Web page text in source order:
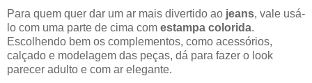
Para quem quer dar um ar mais divertido ao jeans, vale usá-
lo com uma parte de cima com estampa colorida.
Escolhendo bem os complementos, como acessórios,
calçado e modelagem das peças, dá para fazer o look
parecer adulto e com ar elegante.